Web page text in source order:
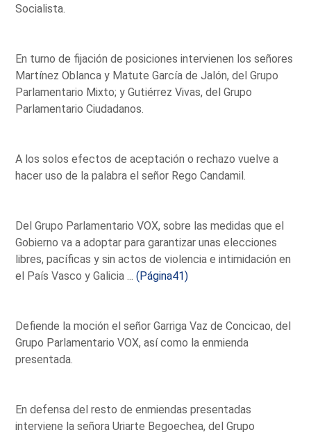
Socialista.
En turno de fijación de posiciones intervienen los señores
Martínez Oblanca y Matute García de Jalón, del Grupo
Parlamentario Mixto; y Gutiérrez Vivas, del Grupo
Parlamentario Ciudadanos.
A los solos efectos de aceptación o rechazo vuelve a
hacer uso de la palabra el señor Rego Candamil.
Del Grupo Parlamentario VOX, sobre las medidas que el
Gobierno va a adoptar para garantizar unas elecciones
libres, pacíficas y sin actos de violencia e intimidación en
el País Vasco y Galicia ...(Página41)
Defiende la moción el señor Garriga Vaz de Concicao, del
Grupo Parlamentario VOX, así como la enmienda
presentada.
En defensa del resto de enmiendas presentadas
interviene la señora Uriarte Begoechea, del Grupo